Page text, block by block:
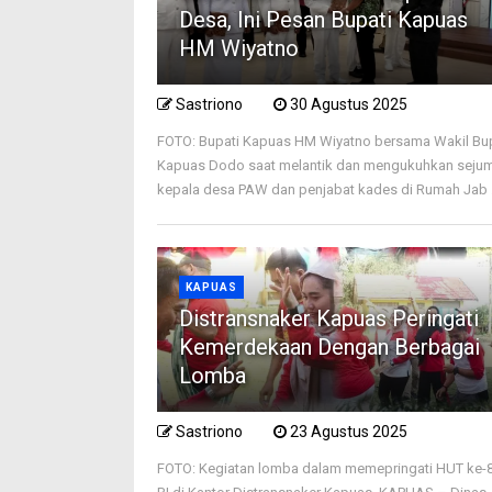
Desa, Ini Pesan Bupati Kapuas
HM Wiyatno
Sastriono 30 Agustus 2025
FOTO: Bupati Kapuas HM Wiyatno bersama Wakil
Kapuas Dodo saat melantik dan mengukuhkan
kepala desa PAW dan penjabat kades di Rumah Jab ...
KAPUAS
Distransnaker Kapuas Peringati
Kemerdekaan Dengan Berbagai
Lomba
Sastriono 23 Agustus 2025
FOTO: Kegiatan lomba dalam memepringati HUT ke-